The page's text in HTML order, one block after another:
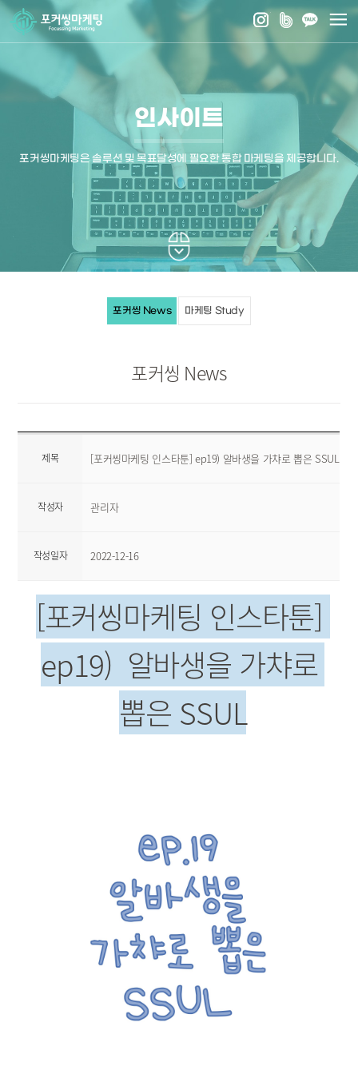
인사이트
포커씽마케팅은 솔루션 및 목표달성에 필요한 통합 마케팅을 제공합니다.
포커씽 News 마케팅 Study
포커씽 News
제목 [포커씽마케팅 인스타툰] ep19) 알바생을 가챠로 뽑은 SSUL
작성자 관리자
작성일자 2022-12-16
[포커씽마케팅 인스타툰]
ep19)  알바생을 가챠로
뽑은 SSUL